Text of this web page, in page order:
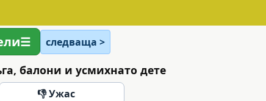
следваща >
балони и усмихнато дете
👎 Ужас